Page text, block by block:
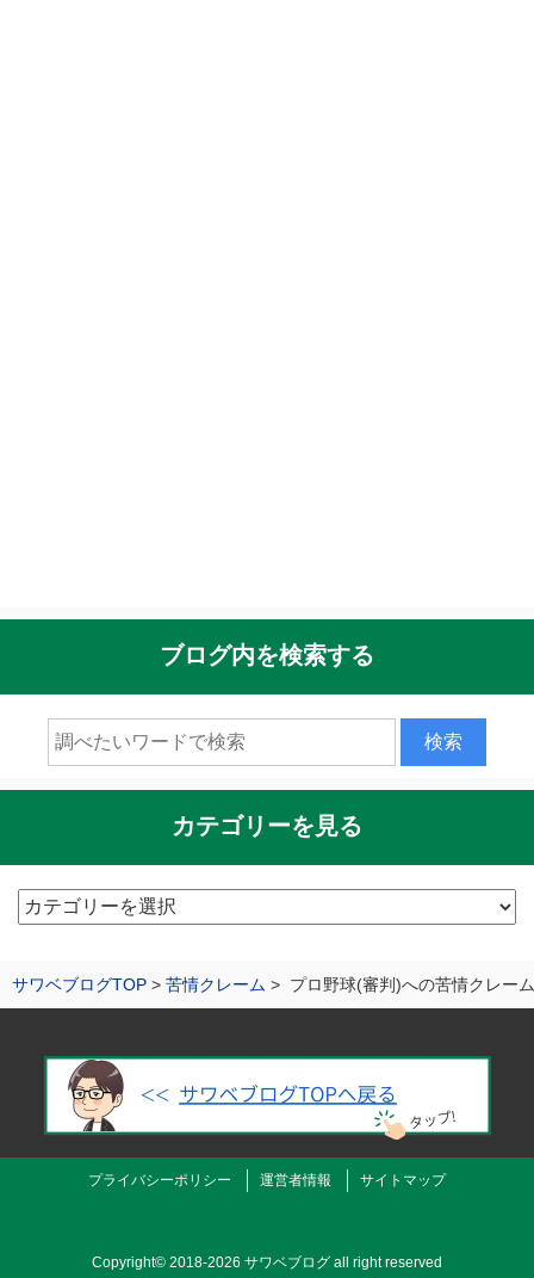
サワベブログTOP 苦情クレーム プロ野球(審判)への苦情クレー
ブログ内を検索する
カテゴリーを見る
カ
リ
プライバシーポリシー 運営者情報 サイトマップ
Copyright© 2018-2026 サワベブログ all right reserved